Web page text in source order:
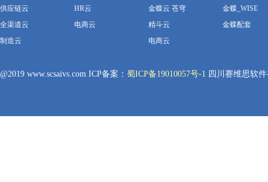
供应链云
全渠道云
制造云
HR云
电商云
金蝶云 苍穹
精斗云
电商云
金蝶_WISE
金蝶配套
@2019 www.scsaivs.com ICP备案： 蜀ICP备19010057号-1 四川赛维思软